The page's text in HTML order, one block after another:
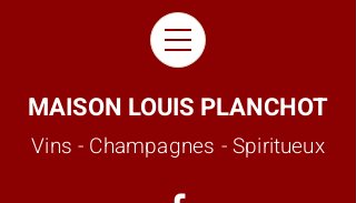
MAISON LOUIS PLANCHOT
Vins - Champagnes - Spiritueux